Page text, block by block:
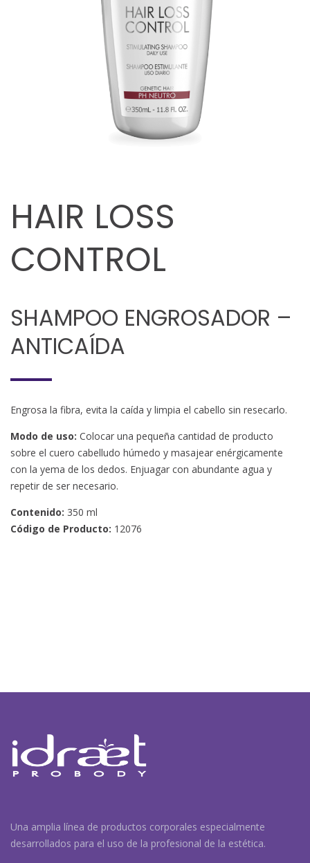
HAIR LOSS
CONTROL
SHAMPOO ENGROSADOR –
ANTICAÍDA
Engrosa la fibra, evita la caída y limpia el cabello sin resecarlo.
Modo de uso: Colocar una pequeña cantidad de producto
sobre el cuero cabelludo húmedo y masajear enérgicamente
con la yema de los dedos. Enjuagar con abundante agua y
repetir de ser necesario.
Contenido: 350 ml
Código de Producto: 12076
entradas
Una amplia línea de productos corporales especialmente
desarrollados para el uso de la profesional de la estética.